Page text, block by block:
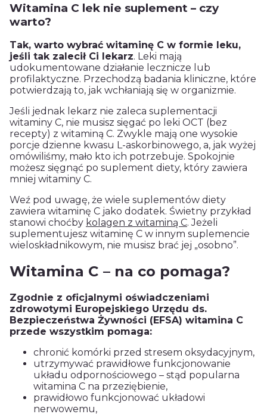
Witamina C lek nie suplement – czy
warto?
Tak, warto wybrać witaminę C w formie leku,
jeśli tak zalecił Ci lekarz. Leki mają
udokumentowane działanie lecznicze lub
profilaktyczne. Przechodzą badania kliniczne, które
potwierdzają to, jak wchłaniają się w organizmie.
Jeśli jednak lekarz nie zaleca suplementacji
witaminy C, nie musisz sięgać po leki OCT (bez
recepty) z witaminą C. Zwykle mają one wysokie
porcje dzienne kwasu L-askorbinowego, a, jak wyżej
omówiliśmy, mało kto ich potrzebuje. Spokojnie
możesz sięgnąć po suplement diety, który zawiera
mniej witaminy C.
Weź pod uwagę, że wiele suplementów diety
zawiera witaminę C jako dodatek. Świetny przykład
stanowi choćby kolagen z witaminą C. Jeżeli
suplementujesz witaminę C w innym suplemencie
wieloskładnikowym, nie musisz brać jej „osobno”.
Witamina C – na co pomaga?
Zgodnie z oficjalnymi oświadczeniami
zdrowotymi Europejskiego Urzędu ds.
Bezpieczeństwa Żywności (EFSA) witamina C
przede wszystkim pomaga:
chronić komórki przed stresem oksydacyjnym,
utrzymywać prawidłowe funkcjonowanie
układu odpornościowego – stąd popularna
witamina C na przeziębienie,
prawidłowo funkcjonować układowi
nerwowemu,